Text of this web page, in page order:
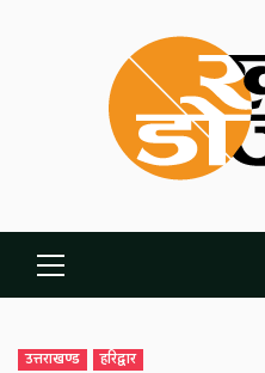
Primary
Menu
उत्तराखण्ड हरिद्वार